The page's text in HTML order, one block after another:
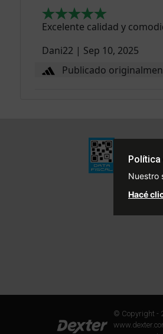
Excelente calidad y
Dani22 | Sep 10, 2025
Publicado
© Copyright -
Política
Nuestro
Hacé